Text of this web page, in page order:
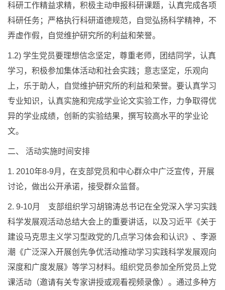
科研工作精益求精，积极主动申报科研课题，认真完成各项
科研任务；严格执行科研道德规范，自觉弘扬科学精神，不
弄虚作假，自觉维护研究所的利益和荣誉。
1.2) 学生党员要理想信念坚定，尊重老师，团结同学，认真
学习，积极参加集体活动和社会实践；意志坚定，乐观向
上，乐于助人，自觉维护研究所的利益和荣誉。要认真学习
专业知识，认真实施和完成学业论文实验工作，力争取得优
异的学业成绩，创新的实验结果，撰写较高水平的学业论
文。
二、 活动实施时间安排
1. 2010年8-9月，在支部党员和中心群众中广泛宣传，开展
讨论，做出公开承诺，接受群众监督。
2. 9-10月 支部组织学习胡锦涛总书记在全党深入学习实践
科学发展观活动总结大会上的重要讲话，以及习近平《关于
建设马克思主义学习型政党的几点学习体会和认识》、李源
潮《广泛深入开展创先争优活动推动学习实践科学发展观向
深度和广度发展》等学习材料。组织党员参加全所党员上党
课活动（邀请有关专家讲授或观看视频录像）。通过多种方